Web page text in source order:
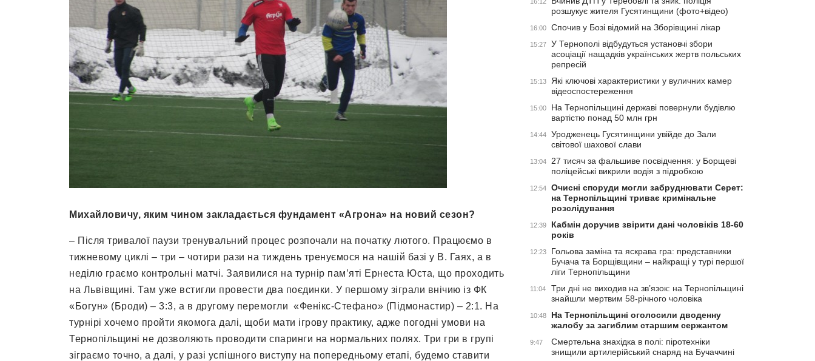
Михайловичу, яким чином закладається фундамент «Агрона» на новий сезон?
– Після тривалої паузи тренувальний процес розпочали на початку лютого. Працюємо в
тижневому циклі – три – чотири рази на тиждень тренуємося на нашій базі у В. Гаях, а в
неділю граємо контрольні матчі. Заявилися на турнір пам’яті Ернеста Юста, що проходить
на Львівщині. Там уже встигли провести два поєдинки. У першому зіграли внічию із ФК
«Богун» (Броди) – 3:3, а в другому перемогли «Фенікс-Стефано» (Підмонастир) – 2:1. На
турнірі хочемо пройти якомога далі, щоби мати ігрову практику, адже погодні умови на
Тернопільщині не дозволяють проводити спаринги на нормальних полях. Три гри в групі
зіграємо точно, а далі, у разі успішного виступу на попередньому етапі, будемо ставити
розшукує жителя Гусятинщини (фото+відео)
16:00 Спочив у Бозі відомий на Зборівщині лікар
15:27
У Тернополі відбудуться установчі збори
асоціації нащадків українських жертв польських
репресій
15:13
Які ключові характеристики у вуличних камер
відеоспостереження
15:00
На Тернопільщині державі повернули будівлю
вартістю понад 50 млн грн
14:44
Уродженець Гусятинщини увійде до Зали
світової шахової слави
13:04
27 тисяч за фальшиве посвідчення: у Борщеві
поліцейські викрили водія з підробкою
12:54
Очисні споруди могли забруднювати Серет:
на Тернопільщині триває кримінальне
розслідування
12:39
Кабмін доручив звірити дані чоловіків 18-60
років
12:23
Гольова заміна та яскрава гра: представники
Бучача та Борщівщини – найкращі у турі першої
ліги Тернопільщини
11:04
Три дні не виходив на зв’язок: на Тернопільщині
знайшли мертвим 58-річного чоловіка
10:48
На Тернопільщині оголосили дводенну
жалобу за загиблим старшим сержантом
9:47
Смертельна знахідка в полі: піротехніки
знищили артилерійський снаряд на Бучаччині